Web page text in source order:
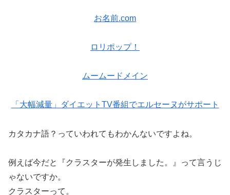
お名前.com
ロリポップ！
ムームードメイン
「大幅減量」ダイエットTV番組でエルセーヌがサポート
カタカナ語？っていわれてもわかんないですよね。
例えば今だと『クラスターが発生しました。』って言うじ
ゃないですか。
クラスターって。